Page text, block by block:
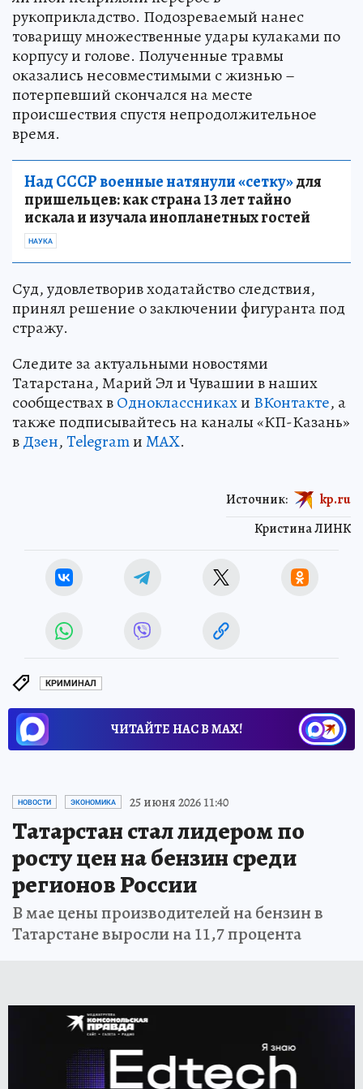
рукоприкладство. Подозреваемый нанес
товарищу множественные удары кулаками по
корпусу и голове. Полученные травмы
оказались несовместимыми с жизнью –
потерпевший скончался на месте
происшествия спустя непродолжительное
время.
Над СССР военные натянули «сетку»для
пришельцев: как страна 13 лет тайно
искала и изучала инопланетных гостей
НАУКА
Суд, удовлетворив ходатайство следствия,
принял решение о заключении фигуранта под
стражу.
Следите за актуальными новостями
Татарстана, Марий Эл и Чувашии в наших
сообществах вОдноклассникахи ВКонтакте, а
также подписывайтесь на каналы «КП-Казань»
вДзен,TelegramиMAX.
Кристина ЛИНК
Источник: kp.ru
КРИМИНАЛ
ЧИТАЙТЕ НАС В МАХ!
НОВОСТИ ЭКОНОМИКА 25 июня 2026 11:40
Татарстан стал лидером по
росту цен на бензин среди
регионов России
В мае цены производителей на бензин в
Татарстане выросли на 11,7 процента